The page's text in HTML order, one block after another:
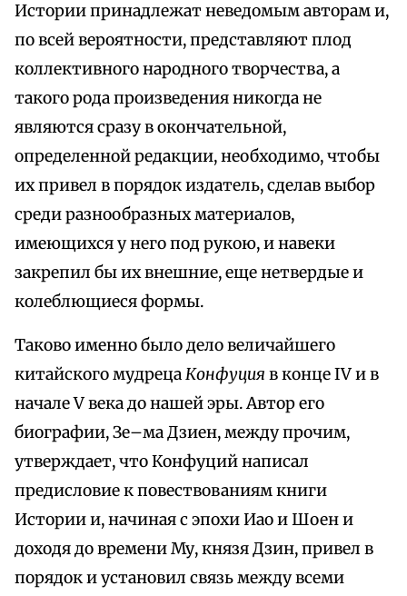
Истории принадлежат неведомым авторам и,
по всей вероятности, представляют плод
коллективного народного творчества, а
такого рода произведения никогда не
являются сразу в окончательной,
определенной редакции, необходимо, чтобы
их привел в порядок издатель, сделав выбор
среди разнообразных материалов,
имеющихся у него под рукою, и навеки
закрепил бы их внешние, еще нетвердые и
колеблющиеся формы.
Таково именно было дело величайшего
китайского мудрецаКонфуция в конце IV и в
начале V века до нашей эры. Автор его
биографии, Зе–ма Дзиен, между прочим,
утверждает, что Конфуций написал
предисловие к повествованиям книги
Истории и, начиная с эпохи Иао и Шоен и
доходя до времени Му, князя Дзин, привел в
порядок и установил связь между всеми